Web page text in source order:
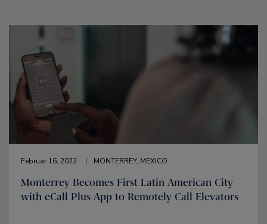
Februar 16, 2022 MONTERREY, MEXICO
Monterrey Becomes First Latin American City
with eCall Plus App to Remotely Call Elevators